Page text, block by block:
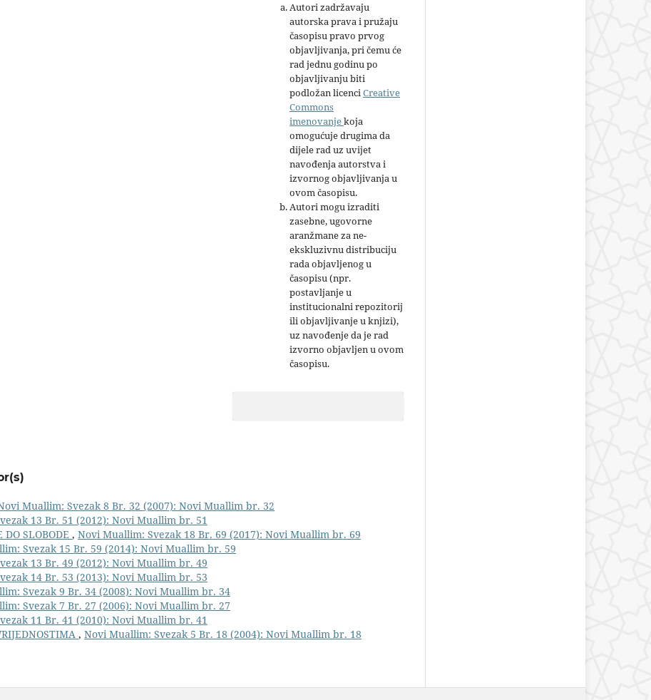
Autori zadržavaju
autorska prava i pružaju
časopisu pravo prvog
objavljivanja, pri čemu će
rad jednu godinu po
objavljivanju biti
podložan licenciCreative
Commons
imenovanjekoja
omogućuje drugima da
dijele rad uz uvijet
navođenja autorstva i
izvornog objavljivanja u
ovom časopisu.
Autori mogu izraditi
zasebne, ugovorne
aranžmane za ne-
ekskluzivnu distribuciju
rada objavljenog u
časopisu (npr.
postavljanje u
institucionalni repozitorij
ili objavljivanje u knjizi),
uz navođenje da je rad
izvorno objavljen u ovom
časopisu.
Muallim: Svezak 8 Br. 32 (2007): Novi Muallim br. 32
13 Br. 51 (2012): Novi Muallim br. 51
DO SLOBODE , Novi Muallim: Svezak 18 Br. 69 (2017): Novi Muallim br. 69
Svezak 15 Br. 59 (2014): Novi Muallim br. 59
13 Br. 49 (2012): Novi Muallim br. 49
14 Br. 53 (2013): Novi Muallim br. 53
Svezak 9 Br. 34 (2008): Novi Muallim br. 34
Svezak 7 Br. 27 (2006): Novi Muallim br. 27
11 Br. 41 (2010): Novi Muallim br. 41
, Novi Muallim: Svezak 5 Br. 18 (2004): Novi Muallim br. 18